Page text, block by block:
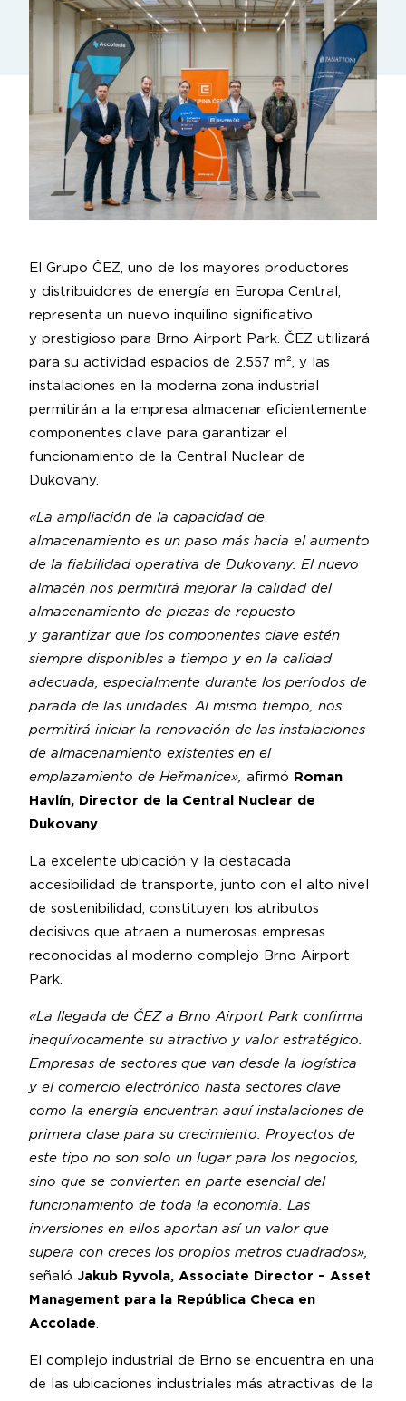
El Grupo ČEZ, uno de los mayores productores
y distribuidores de energía en Europa Central,
representa un nuevo inquilino significativo
y prestigioso para Brno Airport Park. ČEZ utilizará
para su actividad espacios de 2.557 m², y las
instalaciones en la moderna zona industrial
permitirán a la empresa almacenar eficientemente
componentes clave para garantizar el
funcionamiento de la Central Nuclear de
Dukovany.
«La ampliación de la capacidad de
almacenamiento es un paso más hacia el aumento
de la fiabilidad operativa de Dukovany. El nuevo
almacén nos permitirá mejorar la calidad del
almacenamiento de piezas de repuesto
y garantizar que los componentes clave estén
siempre disponibles a tiempo y en la calidad
adecuada, especialmente durante los períodos de
parada de las unidades. Al mismo tiempo, nos
permitirá iniciar la renovación de las instalaciones
de almacenamiento existentes en el
emplazamiento de Heřmanice», afirmó Roman
Havlín, Director de la Central Nuclear de
Dukovany
La excelente ubicación y la destacada
accesibilidad de transporte, junto con el alto nivel
de sostenibilidad, constituyen los atributos
decisivos que atraen a numerosas empresas
reconocidas al moderno complejo Brno Airport
Park.
«La llegada de ČEZ a Brno Airport Park confirma
inequívocamente su atractivo y valor estratégico.
Empresas de sectores que van desde la logística
y el comercio electrónico hasta sectores clave
como la energía encuentran aquí instalaciones de
primera clase para su crecimiento. Proyectos de
este tipo no son solo un lugar para los negocios,
sino que se convierten en parte esencial del
funcionamiento de toda la economía. Las
inversiones en ellos aportan así un valor que
supera con creces los propios metros cuadrados»,
señaló Jakub Ryvola, Associate Director – Asset
Management para la República Checa en
Accolade
El complejo industrial de Brno se encuentra en una
de las ubicaciones industriales más atractivas de la